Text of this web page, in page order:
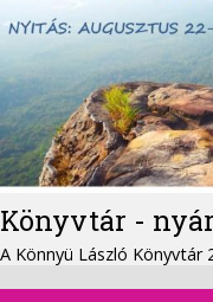
Könyvtár -
A Könnyü László Könyvtár